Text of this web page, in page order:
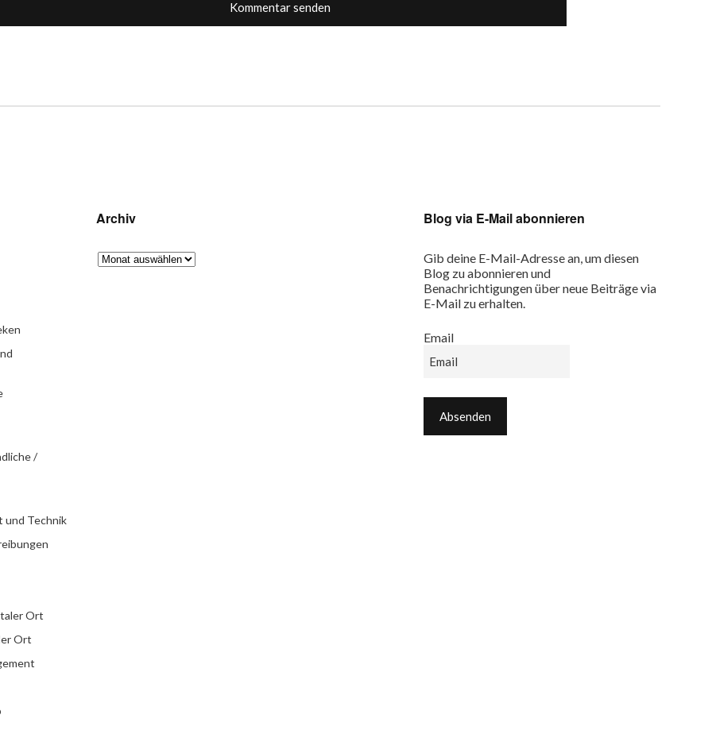
/
und Technik
Ort
Ort
Archiv Blog via E-Mail abonnieren
Gib deine E-Mail-Adresse an, um diesen
Blog zu abonnieren und
Benachrichtigungen über neue Beiträge via
E-Mail zu erhalten.
Email